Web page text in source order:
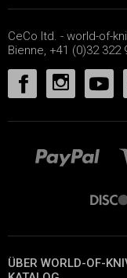
CeCo ltd. - world-of-
Bienne, +41 (0)32 322
ÜBER WORLD-OF-